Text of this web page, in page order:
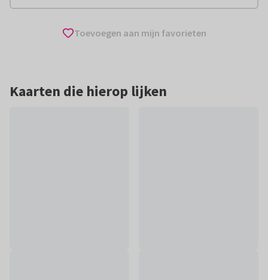
Toevoegen aan mijn favorieten
Kaarten die hierop lijken